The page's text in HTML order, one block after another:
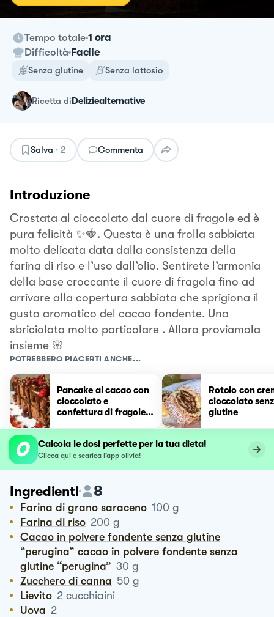
Tempo totale 1 ora
Difficoltà Facile
Senza glutine Senza lattosio
ricetta diDeliziealternative
Salva · 2 Commenta
Introduzione
Crostata al cioccolato dal cuore di fragole ed è
pura felicità ✨🍓. Questa è una frolla sabbiata
molto delicata data dalla consistenza della
farina di riso e l’uso dall’olio. Sentirete l’armonia
della base croccante il cuore di fragola fino ad
arrivare alla copertura sabbiata che sprigiona il
gusto aromatico del cacao fondente. Una
sbriciolata molto particolare . Allora proviamola
insieme 🌸
POTREBBERO PIACERTI ANCHE...
Pancake al cacao con
cioccolato e
confettura di fragole
Rotolo con
cioccolato
glutine
Calcola le dosi perfette per la tua dieta!
Clicca qui e scarica l’app olivia!
Ingredienti 8
Farina di grano saraceno 100 g
Farina di riso 200 g
Cacao in polvere fondente senza glutine
“perugina” cacao in polvere fondente senza
glutine “perugina” 30 g
Zucchero di canna 50 g
Lievito 2 cucchiaini
Uova 2